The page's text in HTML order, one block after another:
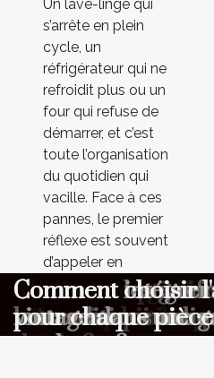
Dépannage
informations
premier contact ?
Un lave-linge qui
s’arrête en plein
cycle, un
réfrigérateur qui ne
refroidit plus ou un
four qui refuse de
démarrer, et c’est
toute l’organisation
du quotidien qui
vacille. Face à ces
pannes, le premier
réflexe est souvent
d’appeler en
urgence, mais c’est
aussi un moment
décisif : plus les...
Aménagement
pourquoi moins
Maximiser
cérémonie avec
Comment choisir
pour surprendre
Comment
trésor éducative
Comment
votre
Comment choisir
masculin qui
de vie ?
Comment les
les traditions
Comment intégrer
vintage dans une
moderne ?
Comment choisir
pour chaque